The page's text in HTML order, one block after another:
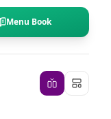
Menu Book